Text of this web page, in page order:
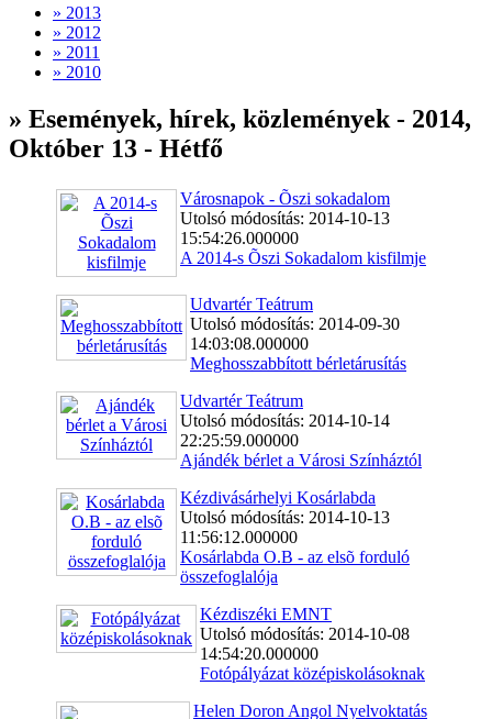
» 2013
» 2012
» 2011
» 2010
» Események, hírek, közlemények - 2014,
Október 13 - Hétfő
Városnapok - Õszi sokadalom
Utolsó módosítás: 2014-10-13
15:54:26.000000
A 2014-s Õszi Sokadalom kisfilmje
Udvartér Teátrum
Utolsó módosítás: 2014-09-30
14:03:08.000000
Meghosszabbított bérletárusítás
Udvartér Teátrum
Utolsó módosítás: 2014-10-14
22:25:59.000000
Ajándék bérlet a Városi Színháztól
Kézdivásárhelyi Kosárlabda
Utolsó módosítás: 2014-10-13
11:56:12.000000
Kosárlabda O.B - az elsõ forduló
összefoglalója
Kézdiszéki EMNT
Utolsó módosítás: 2014-10-08
14:54:20.000000
Fotópályázat középiskolásoknak
Helen Doron Angol Nyelvoktatás